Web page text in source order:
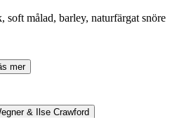
målad, barley, naturfärgat snöre
mer
& Ilse Crawford